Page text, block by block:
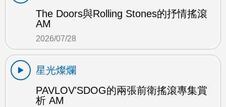
The Doors與Rolling Stones的抒情搖滾
AM
2026/07/28
星光燦爛
PAVLOV'SDOG的兩張前衛搖滾專集賞
析 AM